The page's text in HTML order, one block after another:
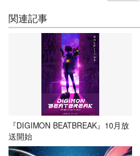
関連記事
『DIGIMON BEATBREAK』10月放
送開始